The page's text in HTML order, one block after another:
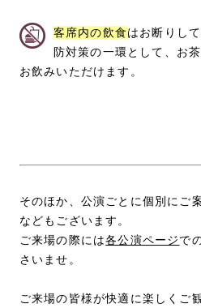
客席内の飲食はお断りし
防対策の一環として、お
お飲みいただけます。
そのほか、公演ごとに個別にご
などもございます。
ご来場の際には各公演ページで
さいませ。
ご来場の皆様が快適に楽しくご